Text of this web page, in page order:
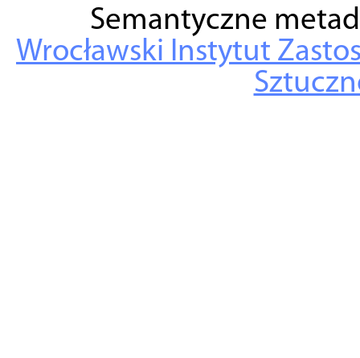
Semantyczne
Wrocławski Instytut